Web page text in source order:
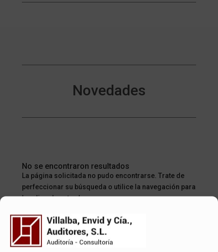
Novedades
No se encontraron resultados
La página solicitada no pudo encontrarse. Trate de
perfeccionar su búsqueda o utilice la navegación para
localizar la entrada.
No se encontraron resultados
La página solicitada no pudo encontrarse. Trate de
perfeccionar su búsqueda o utilice la navegación para